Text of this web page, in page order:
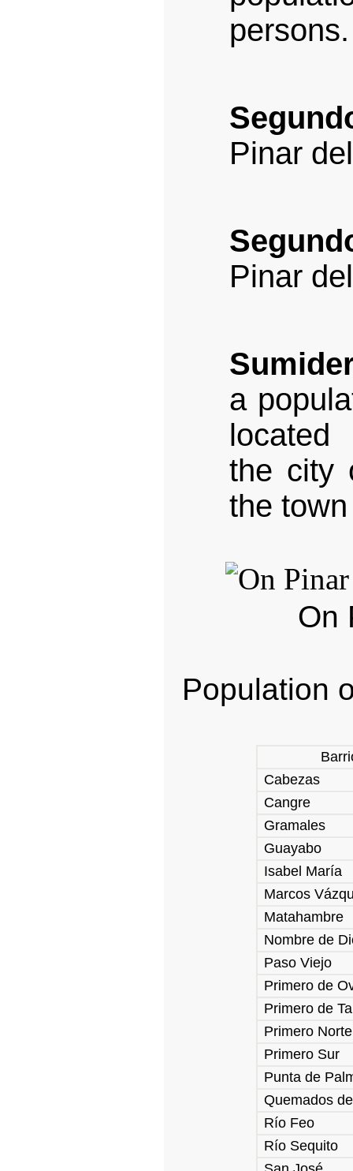
persons.
Pinar
Pinar
a
located
the city
the
On
Population
Cabezas
Cangre
Gramales
Guayabo
Isabel María
Marcos
Matahambre
Nombre de
Paso Viejo
Primero de
Primero de
Primero Norte
Primero Sur
Punta de
Quemados
Río Feo
Río Sequito